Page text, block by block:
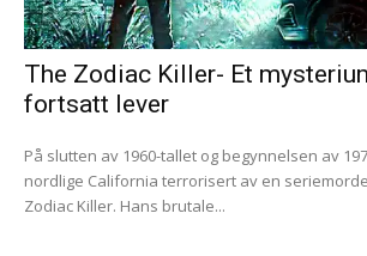
The Zodiac Killer- Et
fortsatt lever
På slutten av 1960-tallet og begynnelsen av
nordlige California terrorisert av en
Zodiac Killer. Hans brutale...